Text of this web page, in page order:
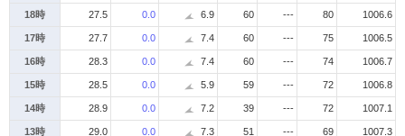
18時 27.5 0.0 6.9 60 --- 80 1006.6
17時 27.7 0.0 7.4 60 --- 75 1006.5
16時 28.3 0.0 7.4 60 --- 74 1006.7
15時 28.5 0.0 5.9 59 --- 72 1006.8
14時 28.9 0.0 7.2 39 --- 72 1007.1
13時 29.0 0.0 7.3 51 --- 69 1007.3